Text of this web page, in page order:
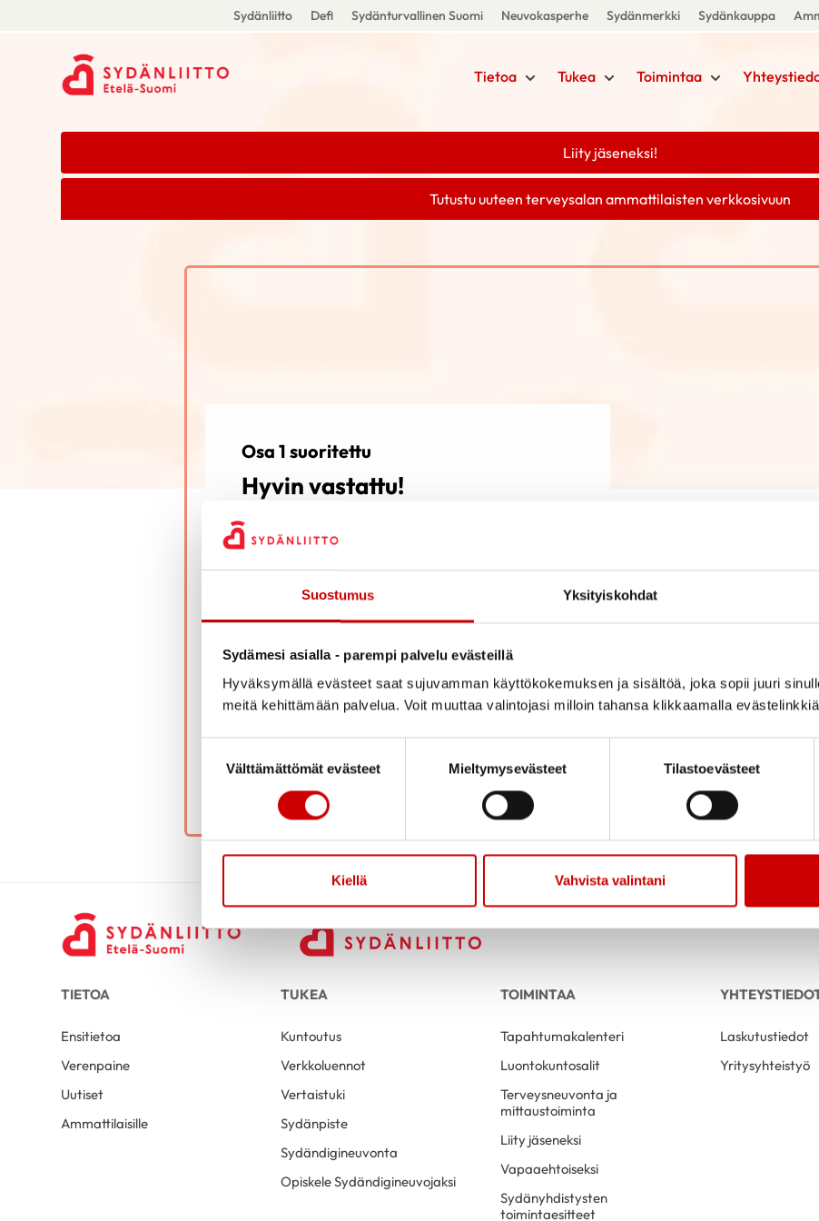
Suostumus Yksityiskohdat
Sydämesi asialla - parempi palvelu evästeillä
Hyväksymällä evästeet saat sujuvamman käyttökokemuksen ja sisältöä, joka sopii juuri
meitä kehittämään palvelua. Voit muuttaa valintojasi milloin tahansa klikkaamalla
Välttämättömät evästeet
Mieltymysevästeet Tilastoevästeet
Kiellä Vahvista valintani
Sydänliitto Defi Sydänturvallinen Suomi Neuvokasperhe Sydänmerkki Sydänkauppa
Tietoa Tukea Toimintaa
Liity jäseneksi!
Tutustu uuteen terveysalan ammattilaisten verkkosivuun
Osa 1 suoritettu
Hyvin vastattu!
TIETOA
Ensitietoa
Verenpaine
Uutiset
Ammattilaisille
TUKEA
Kuntoutus
Verkkoluennot
Vertaistuki
Sydänpiste
Sydändigineuvonta
Opiskele Sydändigineuvojaksi
TOIMINTAA
Tapahtumakalenteri
Luontokuntosalit
Terveysneuvonta ja
mittaustoiminta
Liity jäseneksi
Vapaaehtoiseksi
Sydänyhdistysten
toimintaesitteet
Laskutustiedot
Yritysyhteistyö